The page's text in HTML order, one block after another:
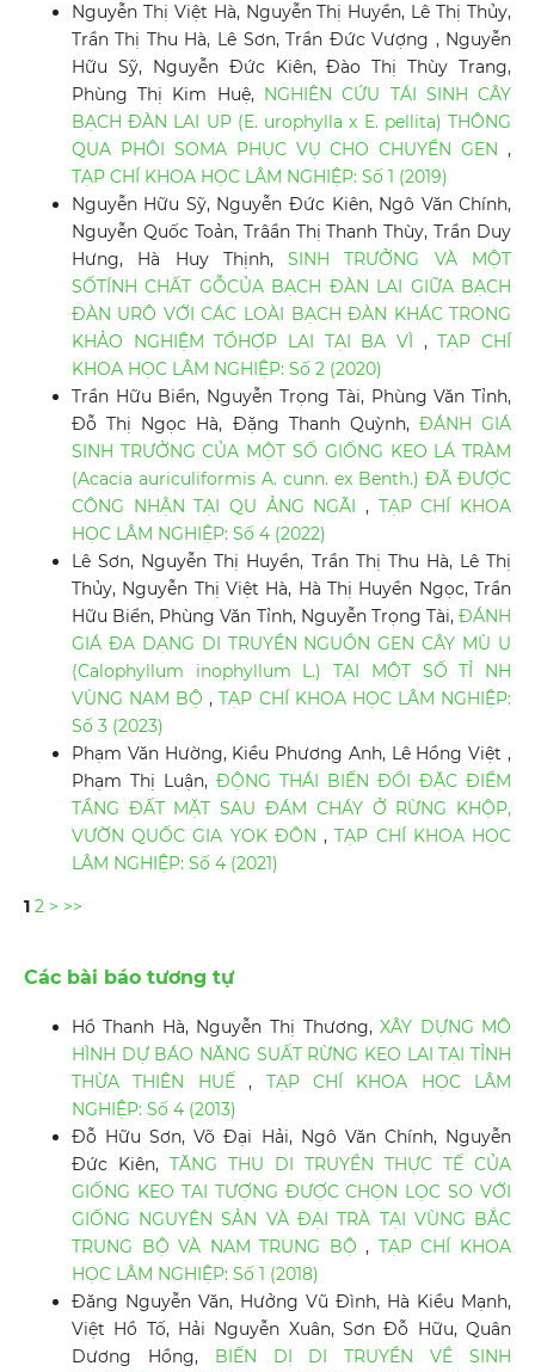
Nguyễn Thị Việt Hà, Nguyễn Thị Huyền, Lê Thị Thủy,
Trần Thị Thu Hà, Lê Sơn, Trần Đức Vượng , Nguyễn
Hữu Sỹ, Nguyễn Đức Kiên, Đào Thị Thùy Trang,
Phùng Thị Kim Huệ, NGHIÊN CỨU TÁI SINH CÂY
BẠCH ĐÀN LAI UP (E. urophylla x E. pellita) THÔNG
QUA PHÔI SOMA PHỤC VỤ CHO CHUYỂN GEN,
TẠP CHÍ KHOA HỌC LÂM NGHIỆP: Số 1 (2019)
Nguyễn Hữu Sỹ, Nguyễn Đức Kiên, Ngô Văn Chính,
Nguyễn Quốc Toản, Trâần Thị Thanh Thùy, Trần Duy
Hưng, Hà Huy Thịnh,SINH TRƯỞNG VÀ MỘT
SỐTÍNH CHẤT GỖCỦA BẠCH ĐÀN LAI GIỮA BẠCH
ĐÀN URÔ VỚI CÁC LOÀI BẠCH ĐÀN KHÁC TRONG
KHẢO NGHIỆM TỔHỢP LAI TẠI BA VÌ ,TẠP CHÍ
KHOA HỌC LÂM NGHIỆP: Số 2 (2020)
Trần Hữu Biển, Nguyễn Trọng Tài, Phùng Văn Tỉnh,
Đỗ Thị Ngọc Hà, Đặng Thanh Quỳnh, ĐÁNH GIÁ
SINH TRƯỞNG CỦA MỘT SỐ GIỐNG KEO LÁ TRÀM
(Acacia auriculiformis A. cunn. ex Benth.) ĐÃ ĐƯỢC
CÔNG NHẬN TẠI QU ẢNG NGÃI, TẠP CHÍ KHOA
HỌC LÂM NGHIỆP: Số 4 (2022)
Lê Sơn, Nguyễn Thị Huyền, Trần Thị Thu Hà, Lê Thị
Thủy, Nguyễn Thị Việt Hà, Hà Thị Huyền Ngọc, Trần
Hữu Biển, Phùng Văn Tỉnh, Nguyễn Trọng Tài,ĐÁNH
GIÁ ĐA DẠNG DI TRUYỀN NGUỒN GEN CÂY MÙ U
(Calophyllum inophyllum L.) TẠI MỘT SỐ TỈ NH
VÙNG NAM BỘ,TẠP CHÍ KHOA HỌC LÂM NGHIỆP:
Số 3 (2023)
Phạm Văn Hường, Kiều Phương Anh, Lê Hồng Việt ,
Phạm Thị Luận, ĐỘNG THÁI BIẾN ĐỔI ĐẶC ĐIỂM
TẦNG ĐẤT MẶT SAU ĐÁM CHÁY Ở RỪNG KHỘP,
VƯỜN QUỐC GIA YOK ĐÔN,TẠP CHÍ KHOA HỌC
LÂM NGHIỆP: Số 4 (2021)
1 2 > >>
Các bài báo tương tự
Hồ Thanh Hà, Nguyễn Thị Thương,XÂY DỰNG MÔ
HÌNH DỰ BÁO NĂNG SUẤT RỪNG KEO LAI TẠI TỈNH
THỪA THIÊN HUẾ, TẠP CHÍ KHOA HỌC LÂM
NGHIỆP: Số 4 (2013)
Đỗ Hữu Sơn, Võ Đại Hải, Ngô Văn Chính, Nguyễn
Đức Kiên, TĂNG THU DI TRUYỀN THỰC TẾ CỦA
GIỐNG KEO TAI TƯỢNG ĐƯỢC CHỌN LỌC SO VỚI
GIỐNG NGUYÊN SẢN VÀ ĐẠI TRÀ TẠI VÙNG BẮC
TRUNG BỘ VÀ NAM TRUNG BỘ, TẠP CHÍ KHOA
HỌC LÂM NGHIỆP: Số 1 (2018)
Đăng Nguyễn Văn, Hưởng Vũ Đình, Hà Kiều Mạnh,
Việt Hồ Tố, Hải Nguyễn Xuân, Sơn Đỗ Hữu, Quân
Dương Hồng,
BIẾN DỊ DI TRUYỀN VỀ SINH